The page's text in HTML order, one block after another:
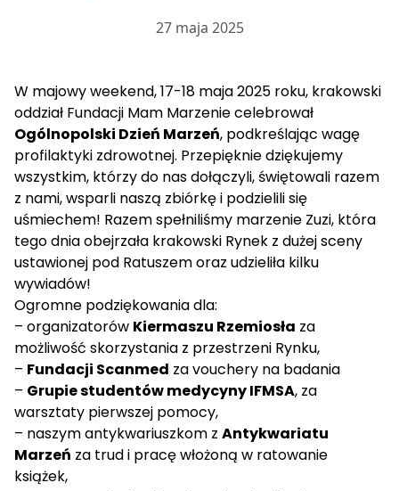
27 maja 2025
W majowy weekend, 17-18 maja 2025 roku, krakowski
oddział Fundacji Mam Marzenie celebrował
Ogólnopolski Dzień Marzeń, podkreślając wagę
profilaktyki zdrowotnej. Przepięknie dziękujemy
wszystkim, którzy do nas dołączyli, świętowali razem
z nami, wsparli naszą zbiórkę i podzielili się
uśmiechem! Razem spełniliśmy marzenie Zuzi, która
tego dnia obejrzała krakowski Rynek z dużej sceny
ustawionej pod Ratuszem oraz udzieliła kilku
wywiadów!
Ogromne podziękowania dla:
– organizatorów Kiermaszu Rzemiosła za
możliwość skorzystania z przestrzeni Rynku,
– Fundacji Scanmed za vouchery na badania
– Grupie studentów medycyny IFMSA, za
warsztaty pierwszej pomocy,
– naszym antykwariuszkom z Antykwariatu
Marzeń za trud i pracę włożoną w ratowanie
książek,